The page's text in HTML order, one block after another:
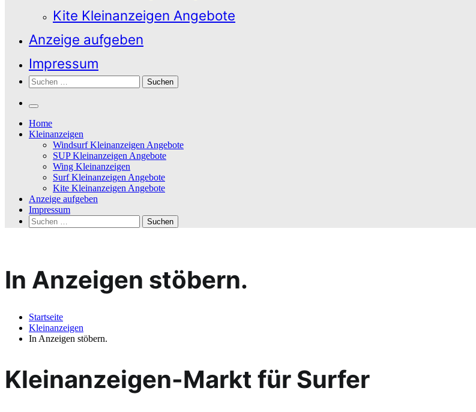
Kite Kleinanzeigen Angebote
Anzeige aufgeben
Impressum
Suchen
nach:
Home
Kleinanzeigen
Windsurf Kleinanzeigen Angebote
SUP Kleinanzeigen Angebote
Wing Kleinanzeigen
Surf Kleinanzeigen Angebote
Kite Kleinanzeigen Angebote
Anzeige aufgeben
Impressum
Suchen
nach:
In Anzeigen stöbern.
Startseite
Kleinanzeigen
In Anzeigen stöbern.
Kleinanzeigen-Markt für Surfer